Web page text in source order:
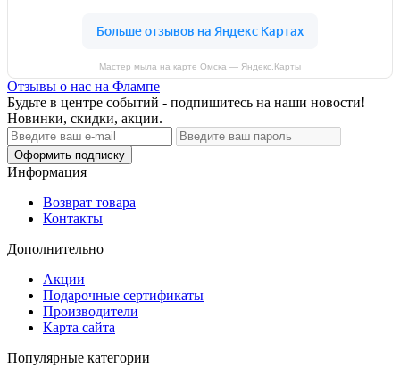
Мастер мыла на карте Омска — Яндекс.Карты
Отзывы о нас на Флампе
Будьте в центре событий - подпишитесь на наши новости!
Новинки, скидки, акции.
Оформить подписку
Информация
Возврат товара
Контакты
Дополнительно
Акции
Подарочные сертификаты
Производители
Карта сайта
Популярные категории